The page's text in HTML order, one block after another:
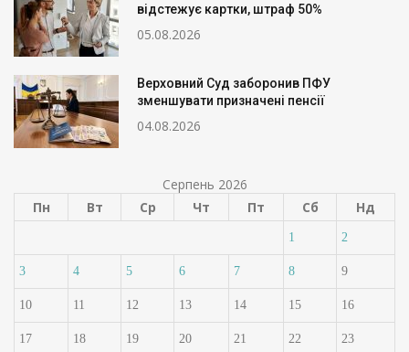
відстежує картки, штраф 50%
05.08.2026
Верховний Суд заборонив ПФУ
зменшувати призначені пенсії
04.08.2026
Серпень 2026
Пн
Вт Ср Чт Пт Сб Нд
1 2
3 4 5 6 7 8 9
10 11 12 13 14 15 16
17 18 19 20 21 22 23